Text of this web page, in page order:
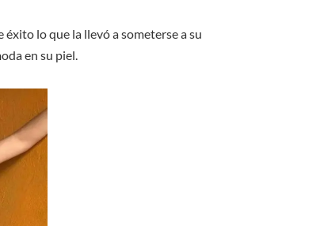
lo que la llevó a someterse a su
en su piel.